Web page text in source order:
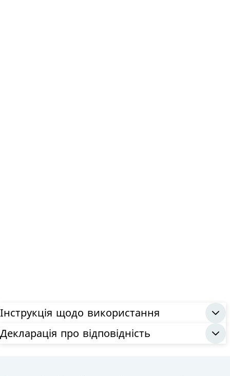
Інструкція щодо використання
Декларація про відповідність